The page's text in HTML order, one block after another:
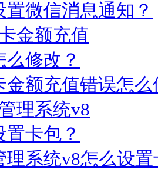
置微信消息通知？
金额充值错误怎么
理系统v8怎么设